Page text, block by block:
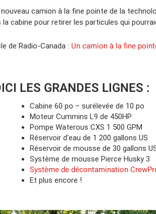
nouveau camion à la fine pointe de la
la cabine pour retirer les particules qui
de Radio-Canada : Un camion à la fine
LES GRANDES LIGNES :
Cabine 60 po – surélevée de 10 po
Moteur Cummins L9 de 450HP
Pompe Waterous CXS 1 500 GPM
Réservoir d’eau de 1 200 gallons US
Réservoir de mousse de 30 gallons
Système de mousse Pierce Husky 3
Système de décontamination
Et plus encore !